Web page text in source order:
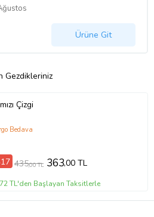
Ürüne Git
Gezdikleriniz
Çizgi
Bedava
435,00 TL 363,00 TL
TL'den Başlayan Taksitlerle